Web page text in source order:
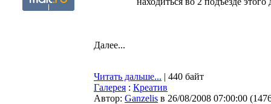
Далее...
Читать дальше... | 440 байт
Галерея : Креатив
Автор: Ganzelis в 26/08/2008 07:00:00 (